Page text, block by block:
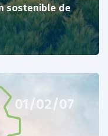
sostenible de
01/02/07